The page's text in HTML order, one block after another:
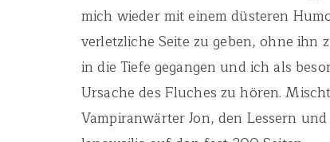
mich wieder mit einem düsteren
verletzliche Seite zu geben, ohne
in die Tiefe gegangen und ich als
Ursache des Fluches zu hören.
Vampiranwärter Jon, den Lessern